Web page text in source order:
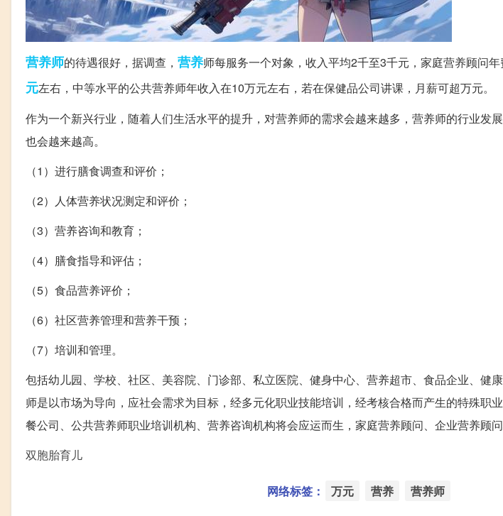
营养师的待遇很好，据调查， 营养师每服务一个对象，收入平均2千至3千元，家庭营养顾问
元左右，中等水平的公共营养师年收入在10万元左右，若在保健品公司讲课，月薪可超万元。
作为一个新兴行业，随着人们生活水平的提升，对营养师的需求会越来越多，营养师的行业发
也会越来越高。
（1）进行膳食调查和评价；
（2）人体营养状况测定和评价；
（3）营养咨询和教育；
（4）膳食指导和评估；
（5）食品营养评价；
（6）社区营养管理和营养干预；
（7）培训和管理。
包括幼儿园、学校、社区、美容院、门诊部、私立医院、健身中心、营养超市、食品企业、健
师是以市场为导向，应社会需求为目标，经多元化职业技能培训，经考核合格而产生的特殊职
餐公司、公共营养师职业培训机构、营养咨询机构将会应运而生，家庭营养顾问、企业营养顾
双胞胎育儿
网络标签： 万元 营养 营养师